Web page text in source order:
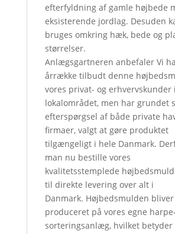
efterfyldning af gamle højbede
eksisterende jordlag. Desuden
bruges omkring hæk, bede og
størrelser.
Anlægsgartneren anbefaler Vi
årrække tilbudt denne
vores privat- og erhvervskunder i
lokalområdet, men har grundet
efterspørgsel af både private
firmaer, valgt at gøre produktet
tilgængeligt i hele Danmark.
man nu bestille vores
kvalitetsstemplede
til direkte levering over alt i
Danmark. Højbedsmulden bliver
produceret på vores egne
sorteringsanlæg, hvilket betyder